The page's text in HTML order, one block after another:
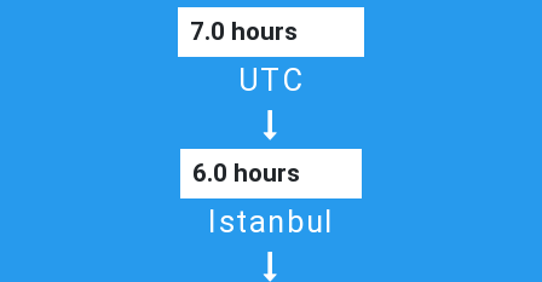
7.0 hours
UTC
6.0 hours
Istanbul